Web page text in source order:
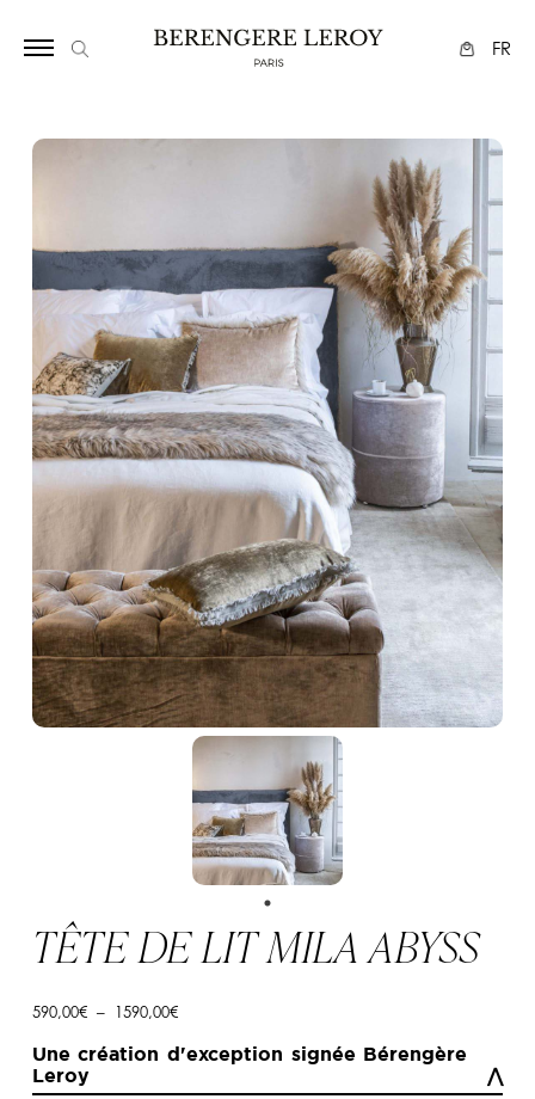
FR
TÊTE DE LIT MILA ABYSS
590,00€ – 1590,00€Plage
590,00€
Une création d'exception signée Bérengère
Leroy